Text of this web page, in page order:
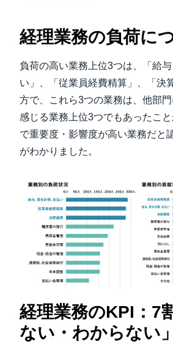
経理業務の負荷に
負荷の高い業務上位3つは、「給
い」、「従業員経費精算」、「決
方で、これら3つの業務は、他部
感じる業務上位3つでもあったこ
で重要度・影響度が高い業務だと
がわかりました。
経理業務のKPI：7
ない・わからない